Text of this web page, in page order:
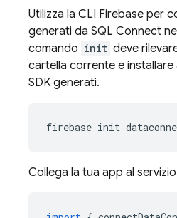
Utilizza la CLI Firebase per
generati da SQL Connect
comando init deve
cartella corrente e
SDK generati.
firebase init
Collega la tua app al servizio